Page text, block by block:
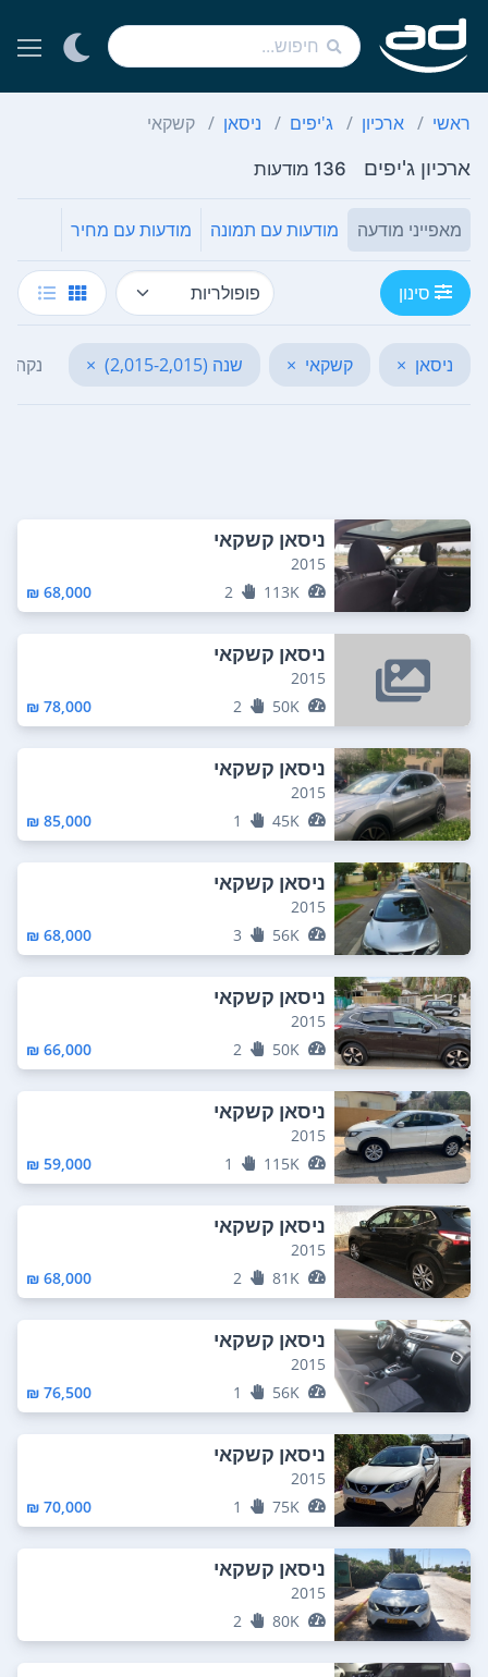
ראשי ארכיון ג'יפים ניסאן קשקאי
ארכיון ג'יפים 136 מודעות
מאפייני מודעה מודעות עם תמונה מודעות עם מחיר
סינון
ניסאן × קשקאי × שנה (2,015-2,015) × נקה
ניסאן קשקאי
2015
113K
2
68,000 ₪
ניסאן קשקאי
2015
50K
2
78,000 ₪
ניסאן קשקאי
2015
45K
1
85,000 ₪
ניסאן קשקאי
2015
56K
3
68,000 ₪
ניסאן קשקאי
2015
50K
2
66,000 ₪
ניסאן קשקאי
2015
115K
1
59,000 ₪
ניסאן קשקאי
2015
81K
2
68,000 ₪
ניסאן קשקאי
2015
56K
1
76,500 ₪
ניסאן קשקאי
2015
75K
1
70,000 ₪
ניסאן קשקאי
2015
80K
2